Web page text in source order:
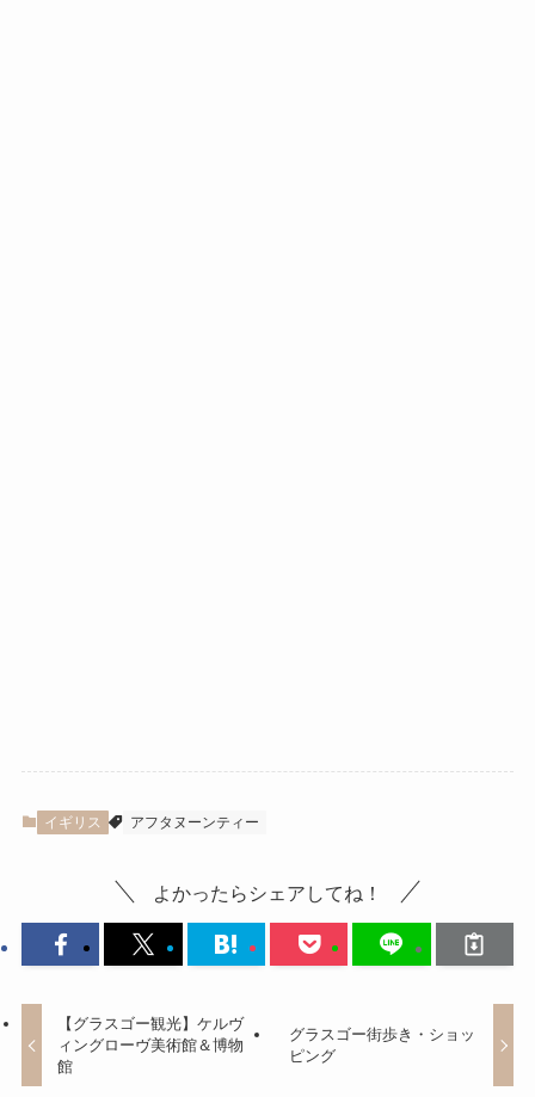
イギリス アフタヌーンティー
よかったらシェアしてね！
【グラスゴー観光】ケルヴ
ィングローヴ美術館＆博物
館
グラスゴー街歩き・ショッ
ピング